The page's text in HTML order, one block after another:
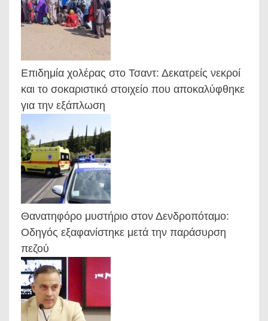
Επιδημία χολέρας στο Τσαντ: Δεκατρείς νεκροί
και το σοκαριστικό στοιχείο που αποκαλύφθηκε
για την εξάπλωση
Θανατηφόρο μυστήριο στον Δενδροπόταμο:
Οδηγός εξαφανίστηκε μετά την παράσυρση
πεζού